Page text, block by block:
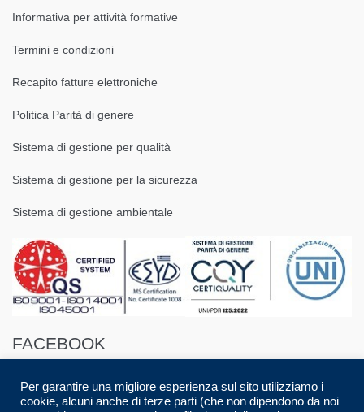
Informativa per attività formative
Termini e condizioni
Recapito fatture elettroniche
Politica Parità di genere
Sistema di gestione per qualità
Sistema di gestione per la sicurezza
Sistema di gestione ambientale
FACEBOOK
Per garantire una migliore esperienza sul sito utilizziamo i
cookie, alcuni anche di terze parti (che non dipendono da noi